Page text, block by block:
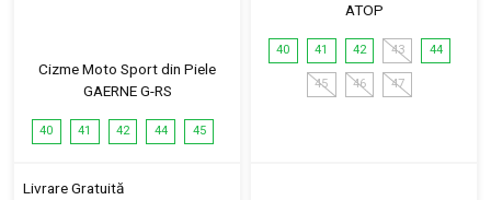
Cizme Moto Sport din Piele
GAERNE G-RS
40 41 42 44 45
Livrare Gratuită
ATOP
40 41 42 43 44
45 46 47